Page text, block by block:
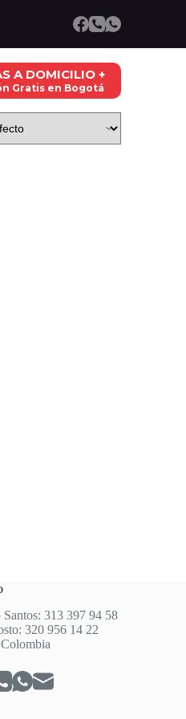
A DOMICILIO +
Gratis en Bogotá
Santos: 313 397 94 58
320 956 14 22